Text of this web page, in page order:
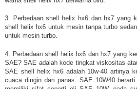
3. Perbedaan shell helix hx6 dan hx7 yang
shell helix hx6 untuk mesin tanpa turbo
untuk mesin turbo.
4. Perbedaan shell helix hx6 dan hx7 yang
SAE? SAE adalah kode tingkat viskositas
SAE shell helix hx6 adalah 10w-40 artinya
cuaca dingin dan panas. SAE 10W40